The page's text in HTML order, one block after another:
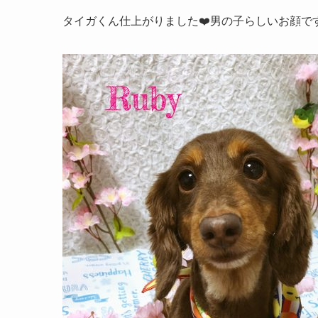
タイガくん仕上がりました❤️男の子らしいお顔で